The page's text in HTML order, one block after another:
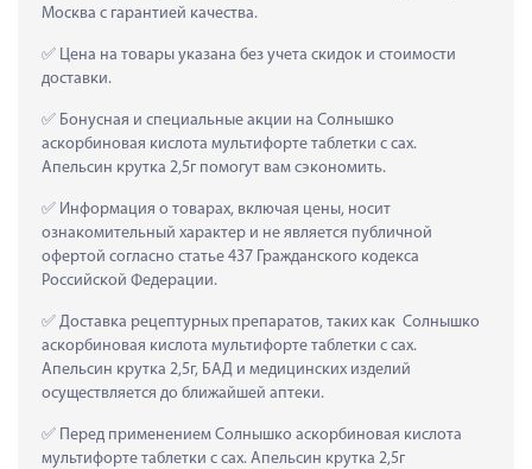
Москва с гарантией качества.
Цена на товары указана без учета скидок и стоимости
доставки.
Бонусная и специальные акции на Солнышко
аскорбиновая кислота мультифорте таблетки с сах.
Апельсин крутка 2,5г помогут вам сэкономить.
Информация о товарах, включая цены, носит
ознакомительный характер и не является публичной
офертой согласно статье 437 Гражданского кодекса
Российской Федерации.
Доставка рецептурных препаратов, таких как  Солнышко
аскорбиновая кислота мультифорте таблетки с сах.
Апельсин крутка 2,5г, БАД и медицинских изделий
осуществляется до ближайшей аптеки.
Перед применением Солнышко аскорбиновая кислота
мультифорте таблетки с сах. Апельсин крутка 2,5г